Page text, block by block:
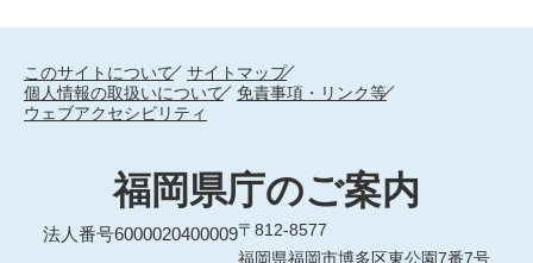
このサイトについて
サイトマップ
個人情報の取扱いについて
免責事項・リンク等
ウェブアクセシビリティ
福岡県庁のご案内
法人番号6000020400009〒812-8577
福岡県福岡市博多区東公園7番7号